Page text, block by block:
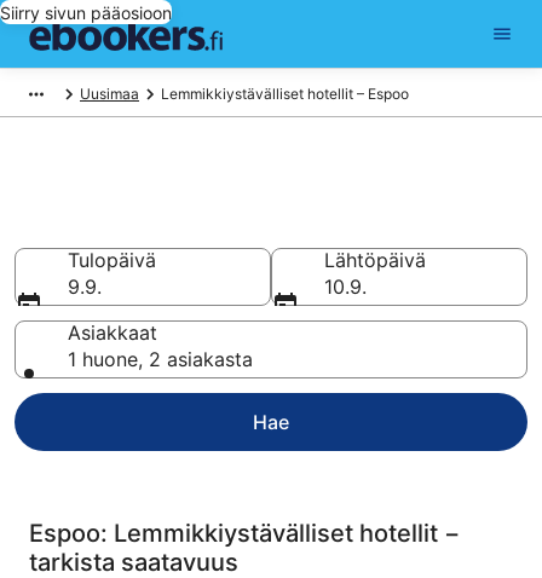
Siirry sivun pääosioon
Uusimaa Lemmikkiystävälliset hotellit – Espoo
Tulopäivä
9.9.
Lähtöpäivä
10.9.
Asiakkaat
1 huone, 2 asiakasta
Hae
Espoo: Lemmikkiystävälliset hotellit −
tarkista saatavuus